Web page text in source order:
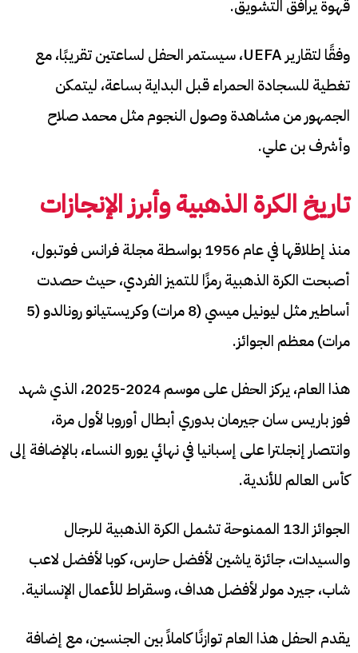
قهوة يرافق التشويق.
وفقًا لتقارير UEFA، سيستمر الحفل لساعتين تقريبًا، مع
تغطية للسجادة الحمراء قبل البداية بساعة، ليتمكن
الجمهور من مشاهدة وصول النجوم مثل محمد صلاح
وأشرف بن علي.
تاريخ الكرة الذهبية وأبرز الإنجازات
منذ إطلاقها في عام 1956 بواسطة مجلة فرانس فوتبول،
أصبحت الكرة الذهبية رمزًا للتميز الفردي، حيث حصدت
أساطير مثل ليونيل ميسي (8 مرات) وكريستيانو رونالدو (5
مرات) معظم الجوائز.
هذا العام، يركز الحفل على موسم 2024-2025، الذي شهد
فوز باريس سان جيرمان بدوري أبطال أوروبا لأول مرة،
وانتصار إنجلترا على إسبانيا في نهائي يورو النساء، بالإضافة إلى
كأس العالم للأندية.
الجوائز الـ13 الممنوحة تشمل الكرة الذهبية للرجال
والسيدات، جائزة ياشين لأفضل حارس، كوبا لأفضل لاعب
شاب، جيرد مولر لأفضل هداف، وسقراط للأعمال الإنسانية.
يقدم الحفل هذا العام توازنًا كاملاً بين الجنسين، مع إضافة